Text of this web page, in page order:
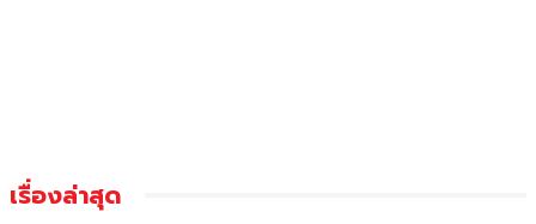
เรื่องล่าสุด